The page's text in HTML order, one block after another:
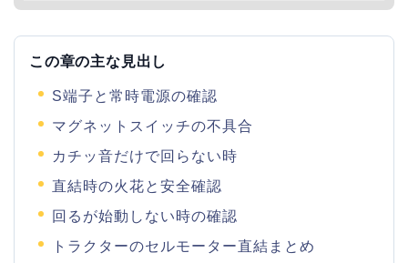
この章の主な見出し
S端子と常時電源の確認
マグネットスイッチの不具合
カチッ音だけで回らない時
直結時の火花と安全確認
回るが始動しない時の確認
トラクターのセルモーター直結まとめ